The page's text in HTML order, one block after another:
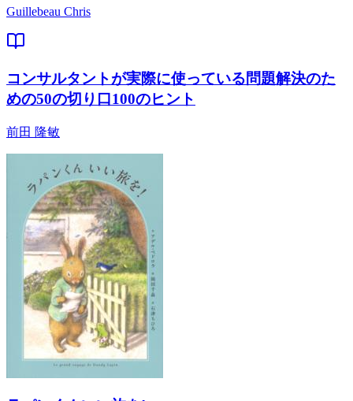
Guillebeau Chris
コンサルタントが実際に使っている問題解決のた
めの50の切り口100のヒント
前田 隆敏